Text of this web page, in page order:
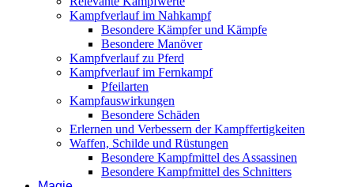
Kampfverlauf im Nahkampf
Besondere Kämpfer und Kämpfe
Besondere Manöver
Kampfverlauf zu Pferd
Kampfverlauf im Fernkampf
Pfeilarten
Kampfauswirkungen
Besondere Schäden
Erlernen und Verbessern der Kampffertigkeiten
Waffen, Schilde und Rüstungen
Besondere Kampfmittel des Assassinen
Besondere Kampfmittel des Schnitters